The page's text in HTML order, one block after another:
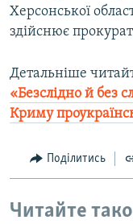
Херсонської
здійснює
Детальніше
«Безслідно й без
Криму
Поділитись
Читайте